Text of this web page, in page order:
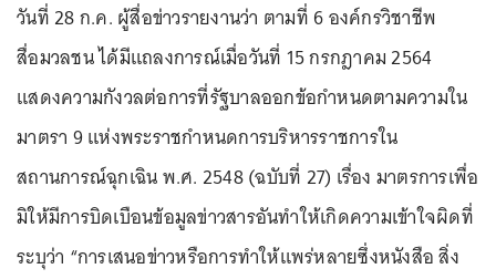
วันที่ 28 ก.ค. ผู้สื่อข่าวรายงานว่า ตามที่ 6 องค์กรวิชาชีพ
สื่อมวลชน ได้มีแถลงการณ์เมื่อวันที่ 15 กรกฎาคม 2564
แสดงความกังวลต่อการที่รัฐบาลออกข้อกำหนดตามความใน
มาตรา 9 แห่งพระราชกำหนดการบริหารราชการใน
สถานการณ์ฉุกเฉิน พ.ศ. 2548 (ฉบับที่ 27) เรื่อง มาตรการเพื่อ
มิให้มีการบิดเบือนข้อมูลข่าวสารอันทำให้เกิดความเข้าใจผิดที่
ระบุว่า “การเสนอข่าวหรือการทำให้แพร่หลายซึ่งหนังสือ สิ่ง